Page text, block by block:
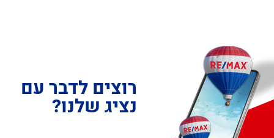
רוצים לדבר עם
נציג שלנו?